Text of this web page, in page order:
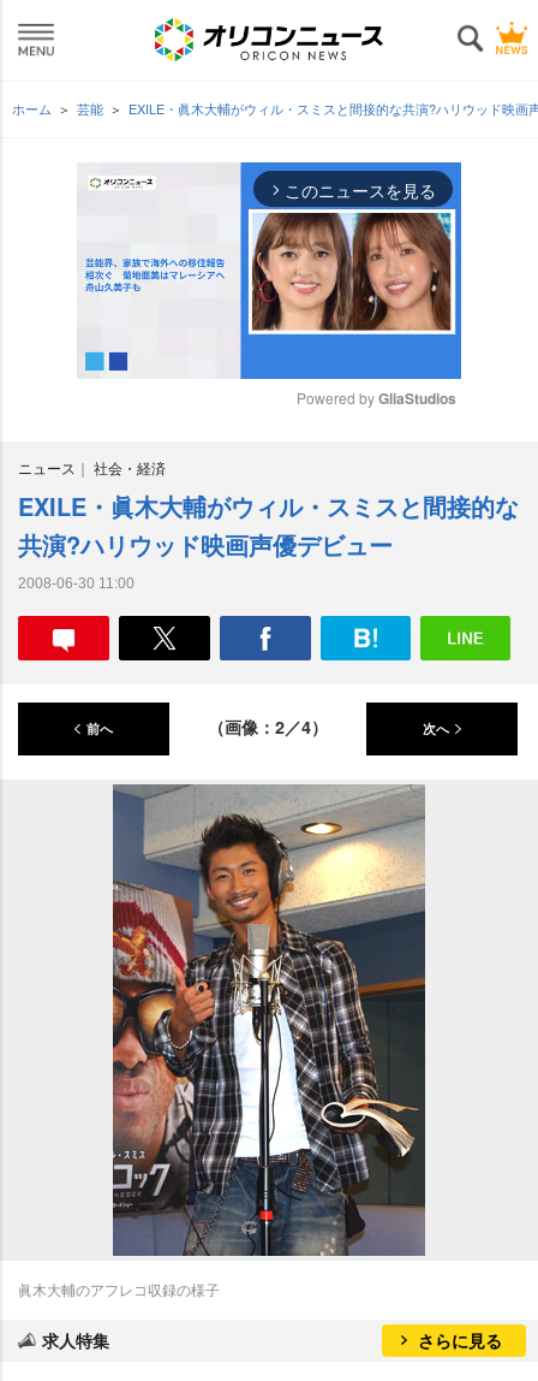
ホーム 芸能 EXILE・眞木大輔がウィル・スミスと間接的な共演?ハリウッド映画
arrow_forward_ios このニュースを見る
e
Powered by GliaStudios
ニュース 社会・経済
EXILE・眞木大輔がウィル・スミスと間接的な
共演?ハリウッド映画声優デビュー
2008-06-30 11:00
前へ （画像：2／4） 次へ
眞木大輔のアフレコ収録の様子
求人特集 さらに見る